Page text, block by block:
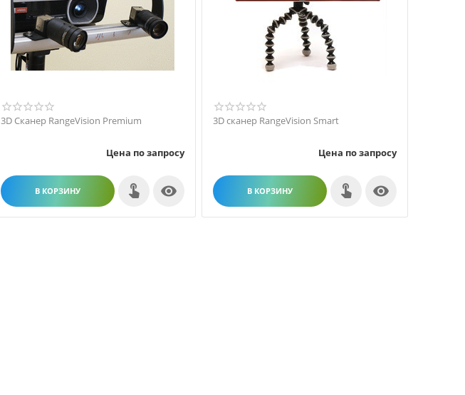
3D Сканер RangeVision Premium
Цена по запросу
В КОРЗИНУ 
3D сканер RangeVision Smart
Цена по запросу
В КОРЗИНУ 